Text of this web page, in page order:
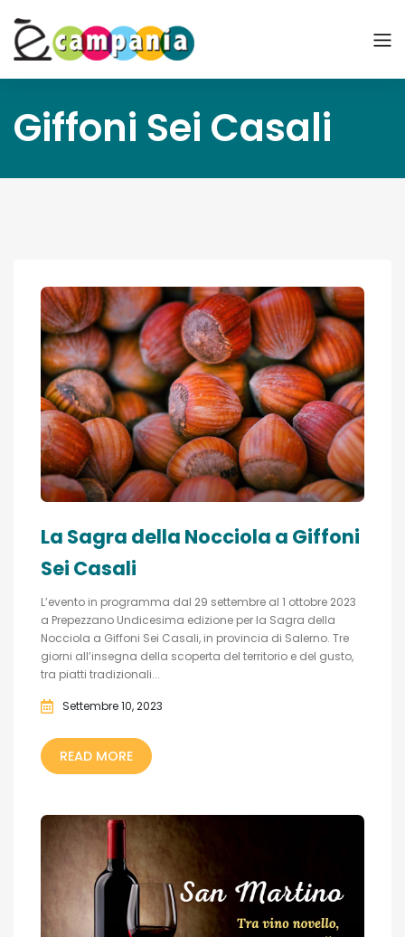
Giffoni Sei Casali
La Sagra della Nocciola a Giffoni
Sei Casali
L’evento in programma dal 29 settembre al 1 ottobre 2023
a Prepezzano Undicesima edizione per la Sagra della
Nocciola a Giffoni Sei Casali, in provincia di Salerno. Tre
giorni all’insegna della scoperta del territorio e del gusto,
tra piatti tradizionali...
Settembre 10, 2023
READ MORE